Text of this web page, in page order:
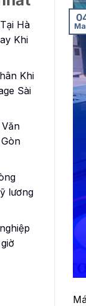
Hà
Khi
Khi
Sài
lương